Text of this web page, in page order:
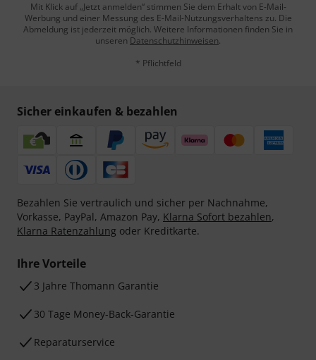
Mit Klick auf „Jetzt anmelden“ stimmen Sie dem Erhalt von E-Mail-
Werbung und einer Messung des E-Mail-Nutzungsverhaltens zu. Die
Abmeldung ist jederzeit möglich. Weitere Informationen finden Sie in
unseren Datenschutzhinweisen.
* Pflichtfeld
Sicher einkaufen & bezahlen
Bezahlen Sie vertraulich und sicher per Nachnahme,
Vorkasse, PayPal, Amazon Pay, Klarna Sofort bezahlen,
Klarna Ratenzahlung oder Kreditkarte.
Ihre Vorteile
3 Jahre Thomann Garantie
30 Tage Money-Back-Garantie
Reparaturservice